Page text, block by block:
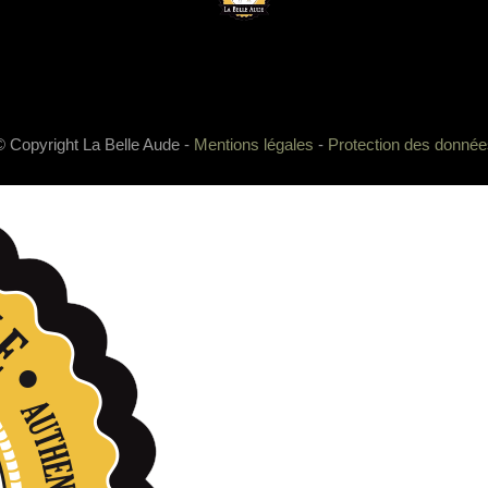
Copyright La Belle Aude - Mentions légales - Protection des